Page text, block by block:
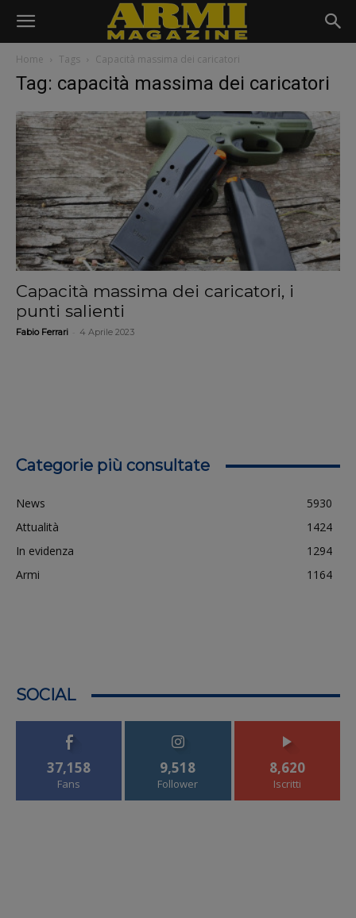
Home Tags Capacità massima dei caricatori
Tag: capacità massima dei caricatori
Capacità massima dei caricatori, i
punti salienti
Fabio Ferrari 4 Aprile 2023
Categorie più consultate
News
5930
Attualità
1424
In evidenza
1294
Armi
1164
SOCIAL
37,158
Fans
9,518
Follower
8,620
Iscritti